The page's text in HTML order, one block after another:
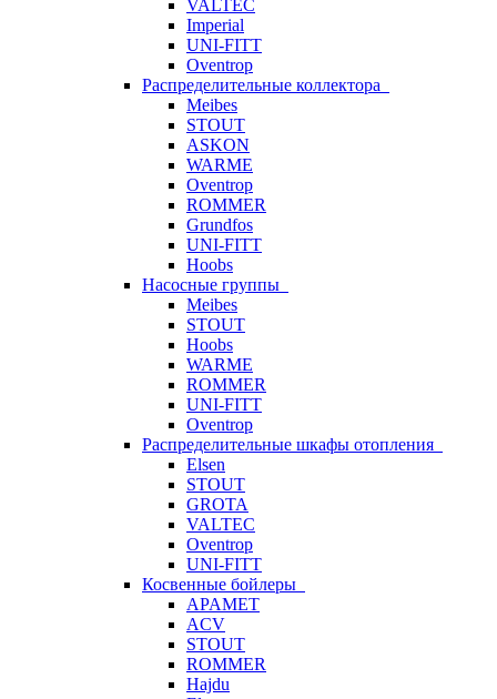
VALTEC
Imperial
UNI-FITT
Oventrop
Распределительные коллектора
Meibes
STOUT
ASKON
WARME
Oventrop
ROMMER
Grundfos
UNI-FITT
Hoobs
Насосные группы
Meibes
STOUT
Hoobs
WARME
ROMMER
UNI-FITT
Oventrop
Распределительные шкафы отопления
Elsen
STOUT
GROTA
VALTEC
Oventrop
UNI-FITT
Косвенные бойлеры
APAMET
ACV
STOUT
ROMMER
Hajdu